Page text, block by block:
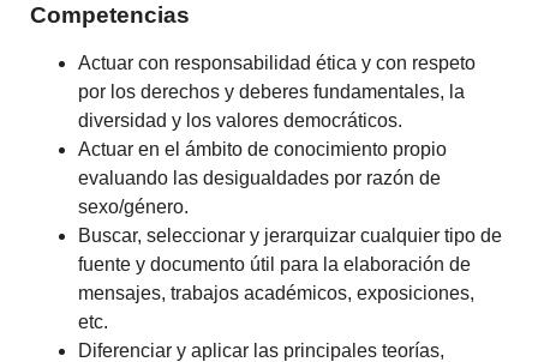
Competencias
Actuar con responsabilidad ética y con respeto
por los derechos y deberes fundamentales, la
diversidad y los valores democráticos.
Actuar en el ámbito de conocimiento propio
evaluando las desigualdades por razón de
sexo/género.
Buscar, seleccionar y jerarquizar cualquier tipo de
fuente y documento útil para la elaboración de
mensajes, trabajos académicos, exposiciones,
etc.
Diferenciar y aplicar las principales teorías,